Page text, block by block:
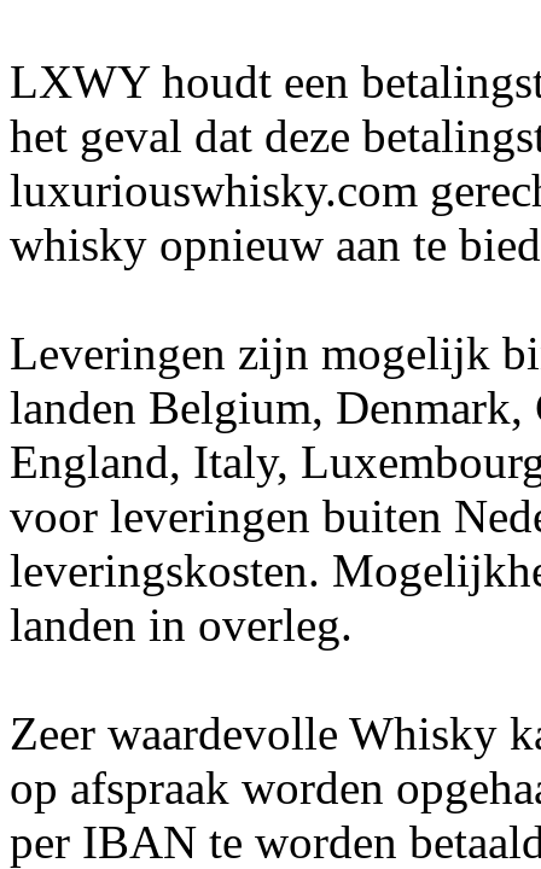
LXWY houdt een
het geval dat deze
luxuriouswhisky.com
whisky opnieuw aan te
Leveringen zijn mogelijk
landen Belgium, Denmark,
England, Italy,
voor leveringen buiten
leveringskosten.
landen in overleg.
Zeer waardevolle Whisky
op afspraak worden
per IBAN te worden